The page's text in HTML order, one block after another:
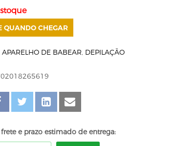
QUANDO CHEGAR
APARELHO DE BABEAR, DEPILAÇÃO
e prazo estimado de entrega: